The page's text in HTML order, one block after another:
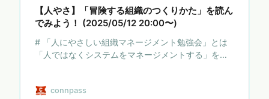
【人やさ】「冒険する組織のつくりかた」を読ん
でみよう！ (2025/05/12 20:00〜)
# 「人にやさしい組織マネージメント勉強会」とは
「人ではなくシステムをマネージメントする」を標
ジェクトマネージャー、リーダー、チームのメンバ
connpass